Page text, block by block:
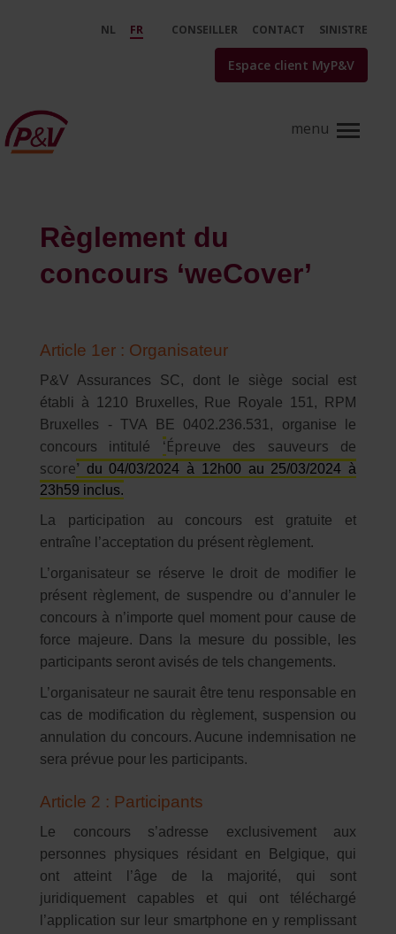
Concours - P&amp;V
NL FR CONSEILLER CONTACT SINISTRE
Espace client MyP&V
Règlement du
concours ‘weCover’
Article 1er : Organisateur
P&V Assurances SC, dont le siège social est
établi à 1210 Bruxelles, Rue Royale 151, RPM
Bruxelles - TVA BE 0402.236.531, organise le
concours intitulé
‘ Épreuve des sauveurs de
score’ du 04/03/2024 à 12h00 au 25/03/2024 à
23h59 inclus.
La participation au concours est gratuite et
entraîne l’acceptation du présent règlement.
L’organisateur se réserve le droit de modifier le
présent règlement, de suspendre ou d’annuler le
concours à n’importe quel moment pour cause de
force majeure. Dans la mesure du possible, les
participants seront avisés de tels changements.
L’organisateur ne saurait être tenu responsable en
cas de modification du règlement, suspension ou
annulation du concours. Aucune indemnisation ne
sera prévue pour les participants.
Article 2 : Participants
Le concours s’adresse exclusivement aux
personnes physiques résidant en Belgique, qui
ont atteint l’âge de la majorité, qui sont
juridiquement capables et qui ont téléchargé
l’application sur leur smartphone en y remplissant